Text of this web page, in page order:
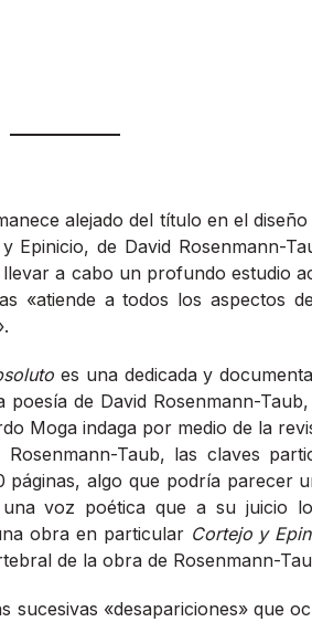
alejado del título en el
Epinicio, de David Rosenmann-
a cabo un profundo estudio
«atiende a todos los aspectos
es una dedicada y
de David Rosenmann-
Moga indaga por medio de la
Taub, las claves
páginas, algo que podría parecer
voz poética que a su juicio
obra en particular Cortejo y
de la obra de Rosenmann-
sucesivas «desapariciones» que